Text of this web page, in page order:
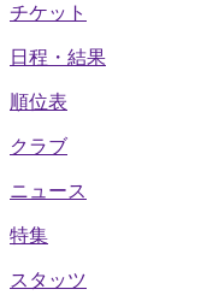
チケット
日程・結果
順位表
クラブ
ニュース
特集
スタッツ